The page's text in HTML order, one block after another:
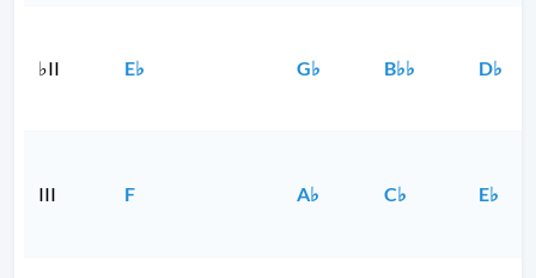
♭II E♭ G♭ B♭♭ D♭
III F A♭ C♭ E♭